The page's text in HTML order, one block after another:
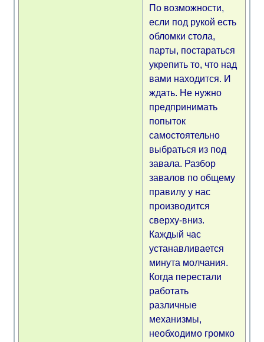
По возможности,
если под рукой есть
обломки стола,
парты, постараться
укрепить то, что над
вами находится. И
ждать. Не нужно
предпринимать
попыток
самостоятельно
выбраться из под
завала. Разбор
завалов по общему
правилу у нас
производится
сверху-вниз.
Каждый час
устанавливается
минута молчания.
Когда перестали
работать
различные
механизмы,
необходимо громко